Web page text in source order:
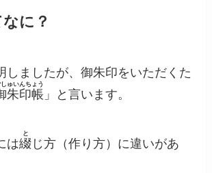
に？
しましたが、御朱印をいただくた
朱印帳
しゅいんちょう
」と言います。
は綴
と
じ方（作り方）に違いがあ